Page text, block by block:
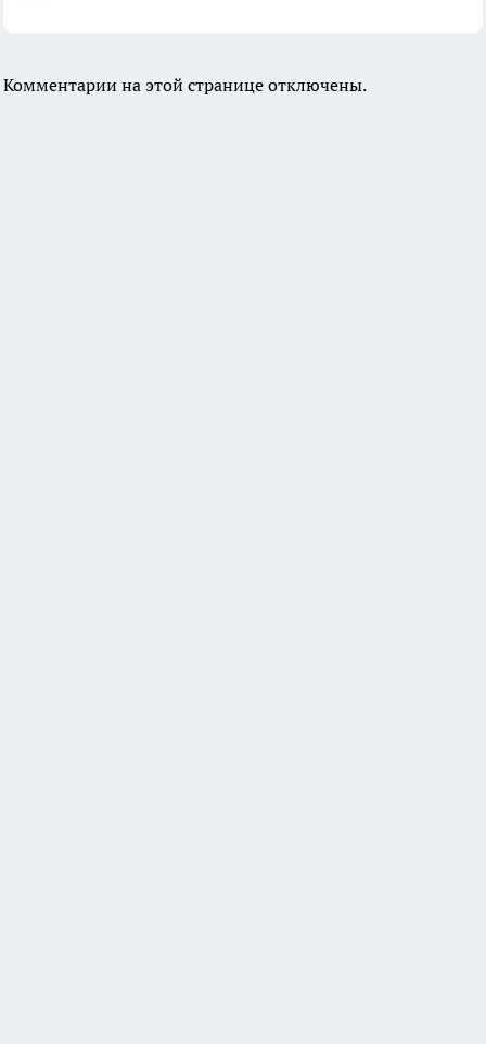
Комментарии на этой странице отключены.